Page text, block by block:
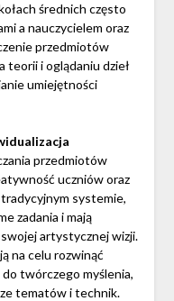
średnich często
a nauczycielem oraz
przedmiotów
teorii i oglądaniu dzieł
umiejętności
przedmiotów
uczniów oraz
systemie,
zadania i mają
artystycznej wizji.
na celu rozwinąć
twórczego myślenia,
tematów i technik.